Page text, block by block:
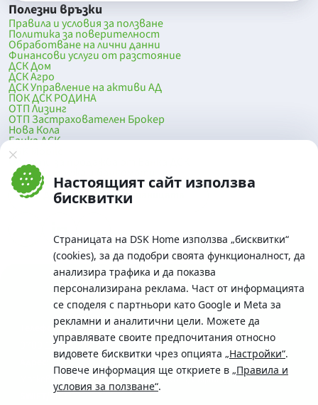
Настоящият сайт използва
бисквитки
Страницата на DSK Home използва „бисквитки“
(cookies), за да подобри своята функционалност, да
анализира трафика и да показва
персонализирана реклама. Част от информацията
се споделя с партньори като Google и Meta за
рекламни и аналитични цели. Можете да
управлявате своите предпочитания относно
видовете бисквитки чрез опцията „Настройки“.
Повече информация ще откриете в „Правила и
условия за ползване“.
Полезни връзки
Правила и условия за ползване
Политика за поверителност
Обработване на лични данни
Финансови услуги от разстояние
ДСК Дом
ДСК Агро
ДСК Управление на активи АД
ПОК ДСК РОДИНА
ОТП Лизинг
ОТП Застрахователен Брокер
Нова Кола
Банка ДСК
DSK Mobile
Оферти за продажба от Банка ДСК
Клонова мрежа и банкомати
До началото на страницата
Телефон:
0700 10 375 / *2375
Московска No.19 / ул. Г. Бенковски No. 5, София 1036
SWIFT/BIC: